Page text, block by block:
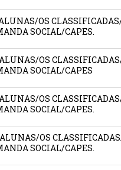
OS
SOCIAL/CAPES.
OS
SOCIAL/CAPES
OS
SOCIAL/CAPES.
OS
SOCIAL/CAPES.